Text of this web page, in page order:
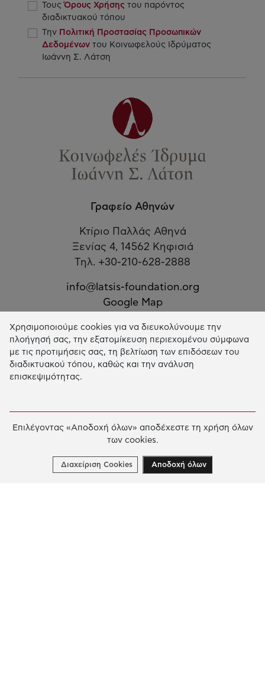
ΤουςΌρους Χρήσης του παρόντος
διαδικτυακού τόπου
Την Πολιτική Προστασίας Προσωπικών
Δεδομένων του Κοινωφελούς Ιδρύματος
Ιωάννη Σ. Λάτση
Γραφείο Αθηνών
Κτίριο Παλλάς Αθηνά
Ξενίας 4, 14562 Κηφισιά
Τηλ. +30-210-628-2888
info@latsis-foundation.org
Google Map
Το Ίδρυμα
ΣΚΟΠΟΣ ΤΟΥ ΙΔΡΥΜΑΤΟΣ
ΙΩΑΝΝΗΣ ΛΑΤΣΗΣ
ΠΛΩΤΟ ΜΟΥΣΕΙΟ ΝΕΡΑΙΔΑ
ΚΤΙΡΙΟ ΠΑΛΛΑΣ ΑΘΗΝΑ
ΕΠΙΚΟΙΝΩΝΙΑ
Χρησιμοποιούμε cookies για να διευκολύνουμε την
πλοήγησή σας, την εξατομίκευση περιεχομένου σύμφωνα
με τις προτιμήσεις σας, τη βελτίωση των επιδόσεων του
διαδικτυακού τόπου, καθώς και την ανάλυση
επισκεψιμότητας.
Επιλέγοντας «Αποδοχή όλων» αποδέχεστε τη χρήση όλων
των cookies.
Διαχείριση Cookies Αποδοχή όλων